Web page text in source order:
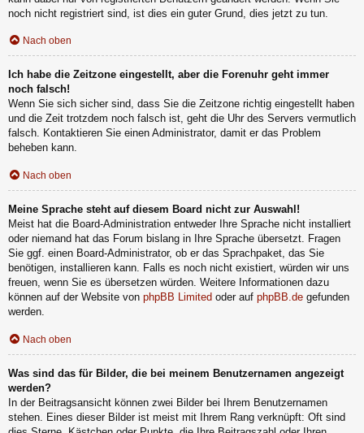
noch nicht registriert sind, ist dies ein guter Grund, dies jetzt zu tun.
Nach oben
Ich habe die Zeitzone eingestellt, aber die Forenuhr geht immer
noch falsch!
Wenn Sie sich sicher sind, dass Sie die Zeitzone richtig eingestellt haben
und die Zeit trotzdem noch falsch ist, geht die Uhr des Servers vermutlich
falsch. Kontaktieren Sie einen Administrator, damit er das Problem
beheben kann.
Nach oben
Meine Sprache steht auf diesem Board nicht zur Auswahl!
Meist hat die Board-Administration entweder Ihre Sprache nicht installiert
oder niemand hat das Forum bislang in Ihre Sprache übersetzt. Fragen
Sie ggf. einen Board-Administrator, ob er das Sprachpaket, das Sie
benötigen, installieren kann. Falls es noch nicht existiert, würden wir uns
freuen, wenn Sie es übersetzen würden. Weitere Informationen dazu
können auf der Website von phpBB Limited oder auf phpBB.de gefunden
werden.
Nach oben
Was sind das für Bilder, die bei meinem Benutzernamen angezeigt
werden?
In der Beitragsansicht können zwei Bilder bei Ihrem Benutzernamen
stehen. Eines dieser Bilder ist meist mit Ihrem Rang verknüpft: Oft sind